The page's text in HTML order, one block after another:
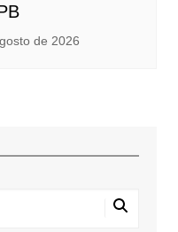
de 2026